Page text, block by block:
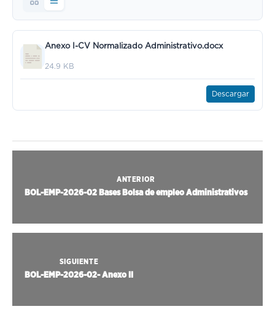
Anexo I-CV Normalizado Administrativo.docx
24.9 KB
Descargar
ANTERIOR
BOL-EMP-2026-02 Bases Bolsa de empleo Administrativos
SIGUIENTE
BOL-EMP-2026-02- Anexo II